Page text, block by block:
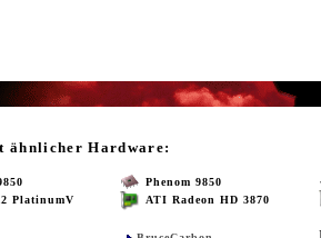
ähnlicher Hardware:
PlatinumV
Phenom 9850
ATI Radeon HD 3870